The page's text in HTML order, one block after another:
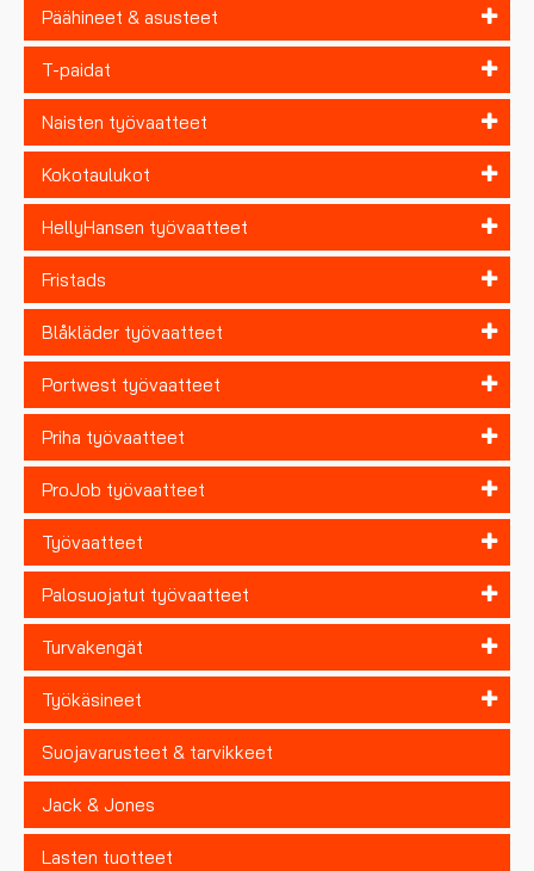
Päähineet & asusteet
T-paidat
Naisten työvaatteet
Kokotaulukot
HellyHansen työvaatteet
Fristads
Blåkläder työvaatteet
Portwest työvaatteet
Priha työvaatteet
ProJob työvaatteet
Työvaatteet
Palosuojatut työvaatteet
Turvakengät
Työkäsineet
Suojavarusteet & tarvikkeet
Jack & Jones
Lasten tuotteet